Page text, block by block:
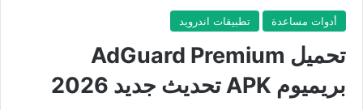
أدوات مساعدة تطبيقات اندرويد
تحميل AdGuard Premium
بريميوم APK تحديث جديد 2026